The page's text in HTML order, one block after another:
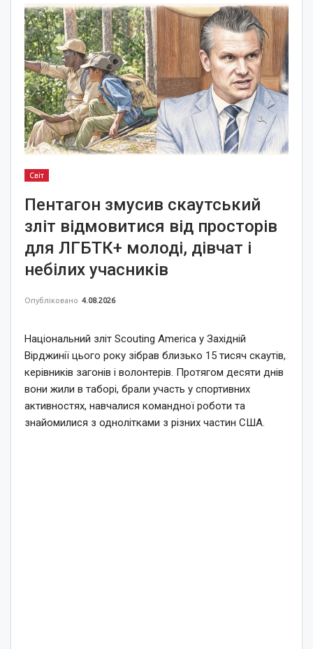
Світ
Пентагон змусив скаутський
зліт відмовитися від просторів
для ЛГБТК+ молоді, дівчат і
небілих учасників
Опубліковано 4.08.2026
Національний зліт Scouting America у Західній
Вірджинії цього року зібрав близько 15 тисяч скаутів,
керівників загонів і волонтерів. Протягом десяти днів
вони жили в таборі, брали участь у спортивних
активностях, навчалися командної роботи та
знайомилися з однолітками з різних частин США.